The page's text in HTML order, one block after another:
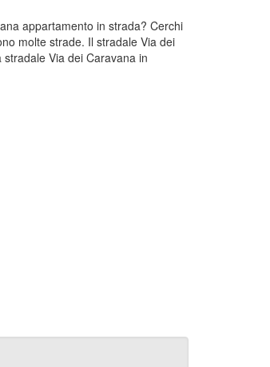
appartamento in strada? Cerchi
molte strade. Il stradale Via dei
Via dei Caravana in